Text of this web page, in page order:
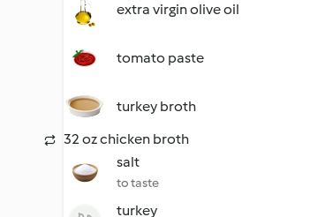
extra virgin olive oil
tomato paste
turkey broth
32 oz chicken broth
salt
to taste
turkey